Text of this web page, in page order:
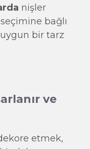
nişler
bağlı
bir tarz
ve
etmek,